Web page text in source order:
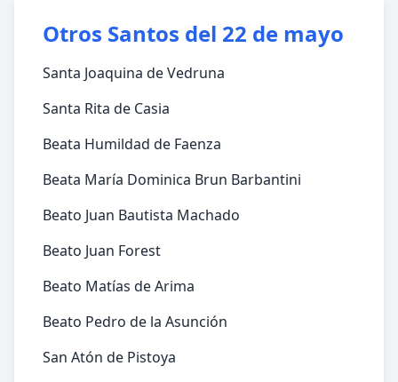
Otros Santos del 22 de mayo
Santa Joaquina de Vedruna
Santa Rita de Casia
Beata Humildad de Faenza
Beata María Dominica Brun Barbantini
Beato Juan Bautista Machado
Beato Juan Forest
Beato Matías de Arima
Beato Pedro de la Asunción
San Atón de Pistoya